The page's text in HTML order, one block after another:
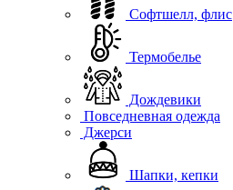
Софтшелл, флис
Термобелье
Дождевики
Повседневная одежда
Джерси
Шапки, кепки